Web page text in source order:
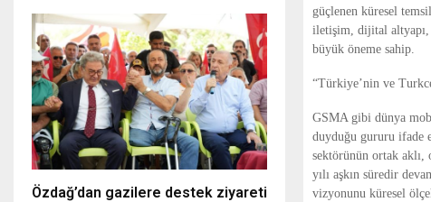
güçlenen küresel
iletişim, dijital altyapı,
büyük öneme sahip.
“Türkiye’nin ve
GSMA gibi dünya
duyduğu gururu ifade
sektörünün ortak
yılı aşkın süredir
vizyonunu küresel
Özdağ’dan gazilere destek ziyareti